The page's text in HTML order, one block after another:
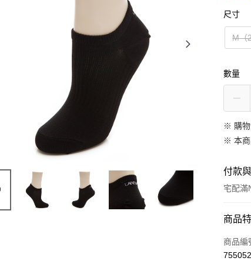
尺寸
M（
數量
※ 購物
※ 本商
付款
宅配滿
付款
信用卡
商品
商品編